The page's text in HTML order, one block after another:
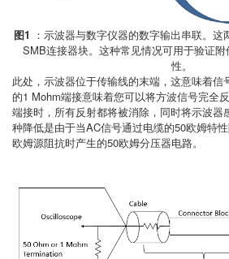
图1 ：示波器与数字仪器的数字输出串联。
SMB连接器块。这种常见情况可用于验证
性。
此处，示波器位于传输线的末端，这意味着信
的1 Mohm端接意味着您可以将方波信号完全
端接时，所有反射都将被消除，同时将示波器
种降低是由于当AC信号通过电缆的50欧姆特
欧姆源阻抗时产生的50欧姆分压器电路。